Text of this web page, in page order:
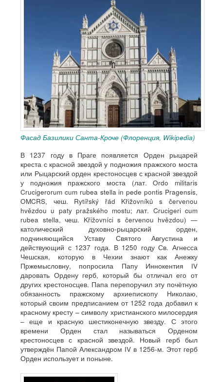
Фасад Базилики Санта-Кроче (Флоренция, Wikipedia)
В 1237 году в Праге появляется Орден рыцарей
креста с красной звездой у подножия пражского моста
или Рыцарский орден крестоносцев с красной звездой
у подножия пражского моста (лат. Ordo militaris
Crucigerorum cum rubea stella in pede pontis Pragensis,
OMCRS, чеш. Rytířský řád Křižovníků s červenou
hvězdou u paty pražského mostu; лат. Crucigeri cum
rubea stella, чеш. Křižovníci s červenou hvězdou) —
католический духовно-рыцарский орден,
подчиняющийся Уставу Святого Августина и
действующий с 1237 года. В 1250 году Св. Агнесса
Чешская, которую в Чехии знают как Анежку
Пржемысловну, попросила Папу Иннокентия IV
даровать Ордену герб, который бы отличал его от
других крестоносцев. Папа перепоручил эту почётную
обязанность пражскому архиепископу Николаю,
который своим предписанием от 1252 года добавил к
красному кресту – символу христианского милосердия
– еще и красную шестиконечную звезду. С этого
времени Орден стал называться Орденом
крестоносцев с красной звездой. Новый герб был
утверждён Папой Александром IV в 1256-м. Этот герб
Орден использует и поныне.